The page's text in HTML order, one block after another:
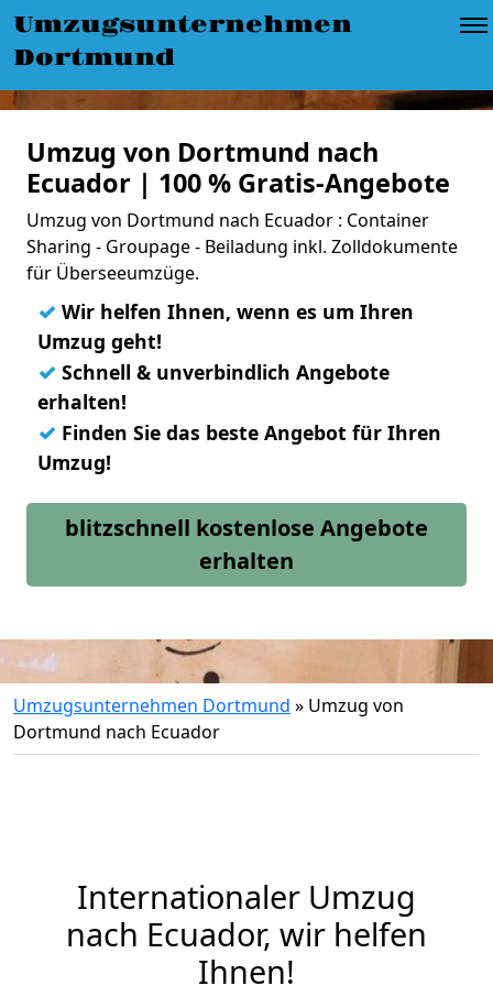
Umzugsunternehmen
Dortmund
Umzug von Dortmund nach
Ecuador | 100 % Gratis-Angebote
Umzug von Dortmund nach Ecuador : Container
Sharing - Groupage - Beiladung inkl. Zolldokumente
für Überseeumzüge.
✓ Wir helfen Ihnen, wenn es um Ihren
Umzug geht!
✓ Schnell & unverbindlich Angebote
erhalten!
✓ Finden Sie das beste Angebot für Ihren
Umzug!
blitzschnell kostenlose Angebote
erhalten
Umzugsunternehmen Dortmund » Umzug von
Dortmund nach Ecuador
Internationaler Umzug
nach Ecuador, wir helfen
Ihnen!